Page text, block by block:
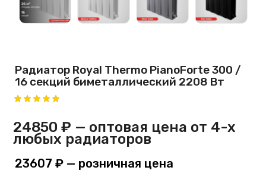
Радиатор Royal Thermo PianoForte 300 /
16 секций биметаллический 2208 Вт
24850 ₽ — оптовая цена от 4-х
любых радиаторов
23607 ₽ — розничная цена